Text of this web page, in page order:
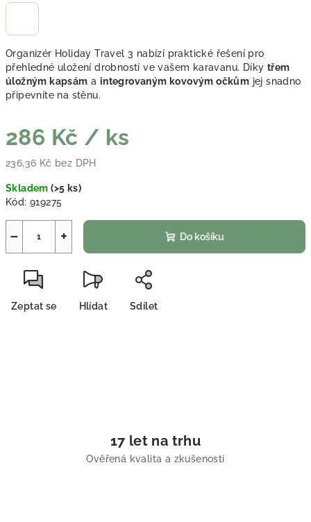
Organizér Holiday Travel 3 nabízí praktické řešení pro
přehledné uložení drobností ve vašem karavanu. Díky třem
úložným kapsám a integrovaným kovovým očkům jej snadno
připevníte na stěnu.
286 Kč / ks
236,36 Kč bez DPH
Skladem(>5 ks)
Kód: 919275
+
− Do košíku
Zeptat se Hlídat Sdílet
17 let na trhu
Ověřená kvalita a zkušenosti